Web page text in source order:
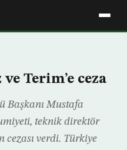
Terim’e ceza
Başkanı Mustafa
teknik direktör
cezası verdi. Türkiye